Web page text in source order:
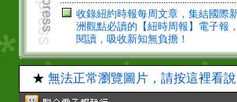
收錄紐約時報每周文章，集結國際
洲觀點必讀的【紐時周報】電子報
閱讀，吸收新知無負擔！
★ 無法正常瀏覽圖片，請按這裡看